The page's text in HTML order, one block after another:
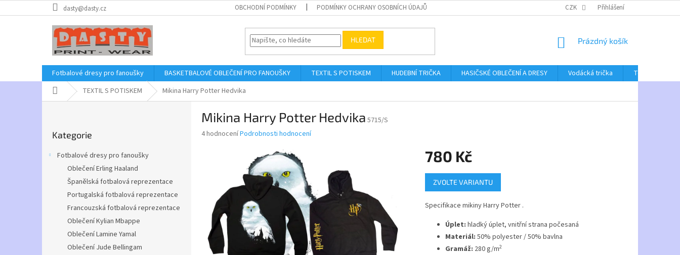
na
dasty@dasty.cz OBCHODNÍ PODMÍNKY PODMÍNKY OCHRANY OSOBNÍCH ÚDAJŮ CZK Přihlášení
HLEDAT
NÁKUPNÍ
Prázdný košík
Fotbalové dresy pro fanoušky BASKETBALOVÉ OBLEČENÍ PRO FANOUŠKY TEXTIL S POTISKEM HUDEBNÍ TRIČKA HASIČSKÉ OBLEČENÍ A DRESY Vodácká trička
Textil bez
Domů TEXTIL S POTISKEM Mikina Harry Potter Hedvika
kategorie
Kategorie
Fotbalové dresy pro fanoušky
Oblečení Erling Haaland
Španělská fotbalová reprezentace
Portugalská fotbalová reprezentace
Francouzská fotbalová reprezentace
Oblečení Kylian Mbappe
Oblečení Lamine Yamal
Oblečení Jude Bellingam
Mikina Harry Potter Hedvika 5715/S
Průměrné
hvězdiček.
4 hodnoceníPodrobnosti hodnocení
780 Kč
Měrná
cena:
ZVOLTE VARIANTU
Specifikace mikiny Harry Potter .
Úplet: hladký úplet, vnitřní strana počesaná
Materiál: 50% polyester / 50% bavlna
Gramáž: 280 g/m2